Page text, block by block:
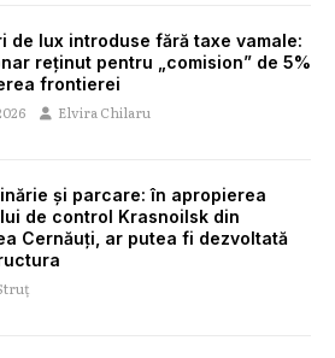
de lux introduse fără taxe vamale:
reținut pentru „comision” de 5%
frontierei
Elvira Chilaru
și parcare: în apropierea
de control Krasnoilsk din
Cernăuți, ar putea fi dezvoltată